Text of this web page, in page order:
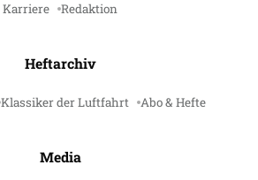
Karriere Redaktion
Heftarchiv
Klassiker der Luftfahrt Abo & Hefte
Media